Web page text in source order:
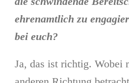
ehrenamtlich zu
bei euch?
Ja, das ist richtig. Wobei